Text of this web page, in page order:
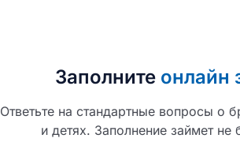
Заполните онлайн
Ответьте на стандартные вопросы о
и детях. Заполнение займет не